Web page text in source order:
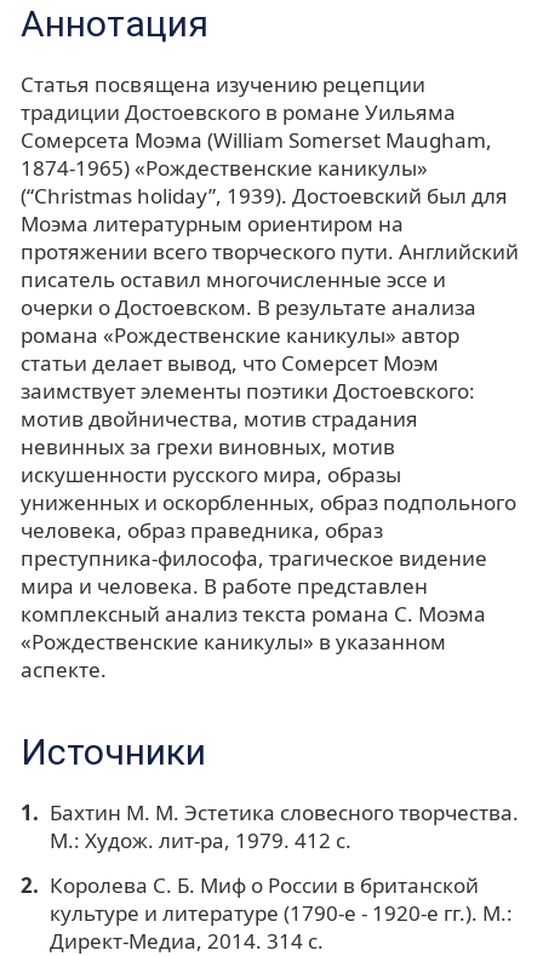
Аннотация
Статья посвящена изучению рецепции
традиции Достоевского в романе Уильяма
Сомерсета Моэма (William Somerset Maugham,
1874-1965) «Рождественские каникулы»
(“Christmas holiday”, 1939). Достоевский был для
Моэма литературным ориентиром на
протяжении всего творческого пути. Английский
писатель оставил многочисленные эссе и
очерки о Достоевском. В результате анализа
романа «Рождественские каникулы» автор
статьи делает вывод, что Сомерсет Моэм
заимствует элементы поэтики Достоевского:
мотив двойничества, мотив страдания
невинных за грехи виновных, мотив
искушенности русского мира, образы
униженных и оскорбленных, образ подпольного
человека, образ праведника, образ
преступника-философа, трагическое видение
мира и человека. В работе представлен
комплексный анализ текста романа С. Моэма
«Рождественские каникулы» в указанном
аспекте.
Источники
Бахтин М. М. Эстетика словесного творчества.
М.: Худож. лит-ра, 1979. 412 с.
Королева С. Б. Миф о России в британской
культуре и литературе (1790-е - 1920-е гг.). М.:
Директ-Медиа, 2014. 314 с.